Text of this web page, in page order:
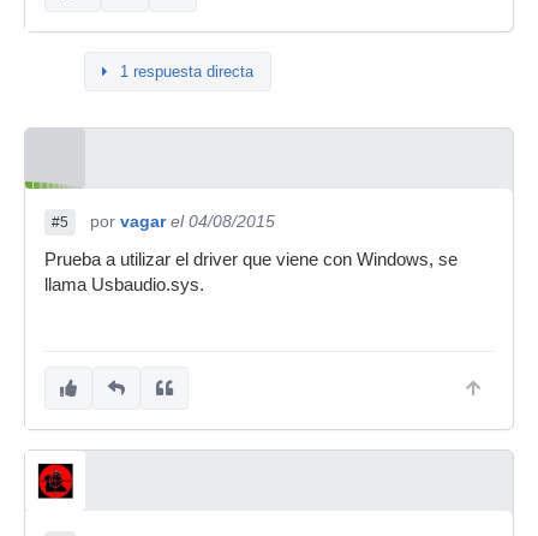
1 respuesta directa
#5 por vagar el 04/08/2015
Prueba a utilizar el driver que viene con Windows, se
llama Usbaudio.sys.